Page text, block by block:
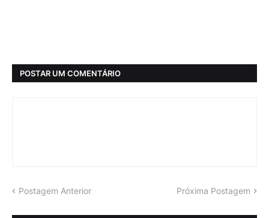
POSTAR UM COMENTÁRIO
Postagem Anterior Próxima Postagem